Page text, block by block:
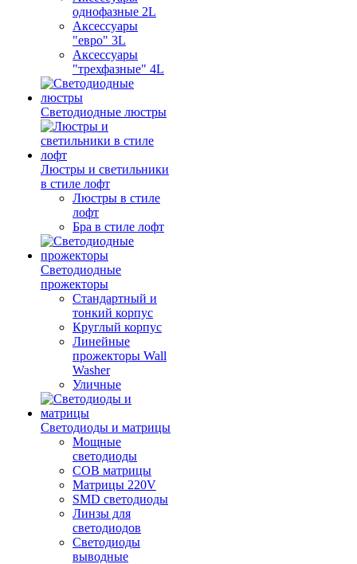
однофазные 2L
Аксессуары
"евро" 3L
Аксессуары
"трехфазные" 4L
Светодиодные люстры
Люстры и светильники
в стиле лофт
Люстры в стиле
лофт
Бра в стиле лофт
Светодиодные
прожекторы
Стандартный и
тонкий корпус
Круглый корпус
Линейные
прожекторы Wall
Washer
Уличные
Светодиоды и матрицы
Мощные
светодиоды
COB матрицы
Матрицы 220V
SMD светодиоды
Линзы для
светодиодов
Светодиоды
выводные